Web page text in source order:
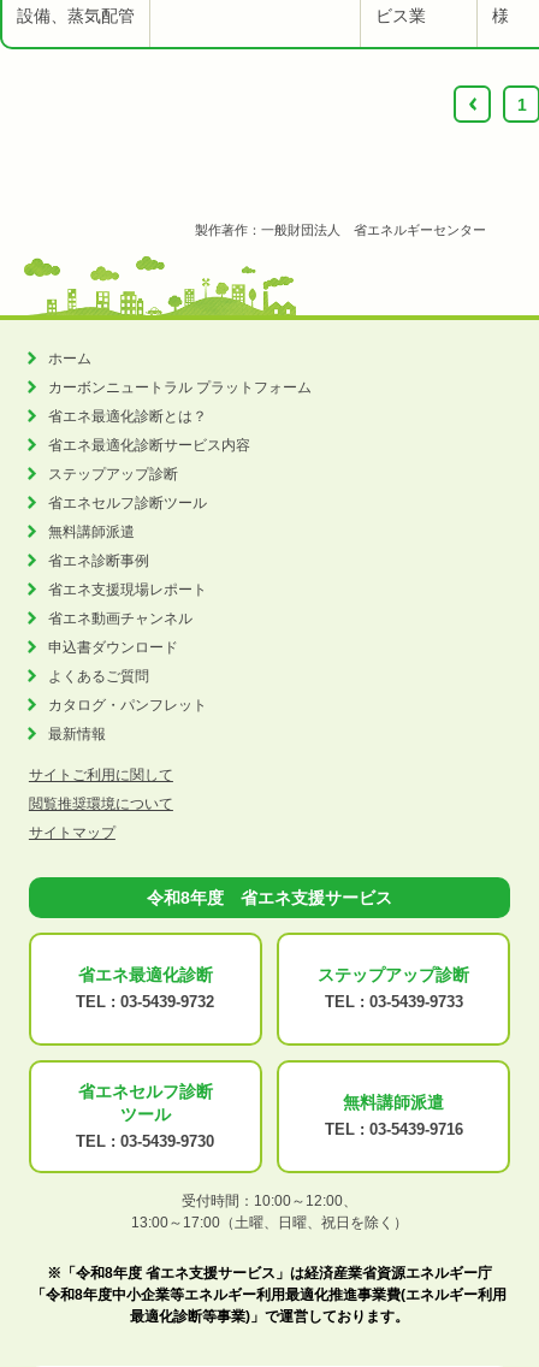
設備、蒸気配管
ビス業
様
‹ 1
製作著作：一般財団法人 省エネルギーセンター
ホーム
カーボンニュートラル プラットフォーム
省エネ最適化診断とは？
省エネ最適化診断サービス内容
ステップアップ診断
省エネセルフ診断ツール
無料講師派遣
省エネ診断事例
省エネ支援現場レポート
省エネ動画チャンネル
申込書ダウンロード
よくあるご質問
カタログ・パンフレット
最新情報
サイトご利用に関して
閲覧推奨環境について
サイトマップ
令和8年度 省エネ支援サービス
省エネ最適化診断
TEL : 03-5439-9732
ステップアップ診断
TEL : 03-5439-9733
省エネセルフ診断
ツール
TEL : 03-5439-9730
無料講師派遣
TEL : 03-5439-9716
受付時間：10:00～12:00、
13:00～17:00（土曜、日曜、祝日を除く）
※「令和8年度 省エネ支援サービス」は経済産業省資源エネルギー庁
「令和8年度中小企業等エネルギー利用最適化推進事業費(エネルギー利用
最適化診断等事業)」で運営しております。